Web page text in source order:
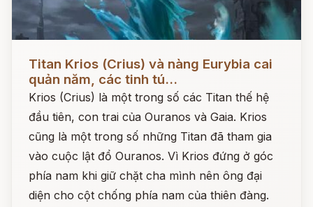
Titan Krios (Crius) và nàng Eurybia cai
quản năm, các tinh tú...
Krios (Crius) là một trong số các Titan thế hệ
đầu tiên, con trai của Ouranos và Gaia. Krios
cũng là một trong số những Titan đã tham gia
vào cuộc lật đổ Ouranos. Vì Krios đứng ở góc
phía nam khi giữ chặt cha mình nên ông đại
diện cho cột chống phía nam của thiên đàng.